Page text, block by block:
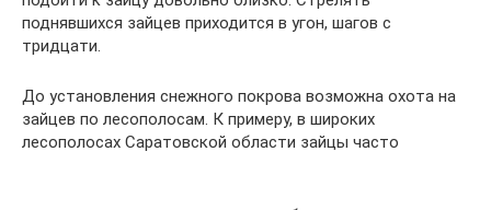
поднявшихся зайцев приходится в угон, шагов с
тридцати.
До установления снежного покрова возможна охота на
зайцев по лесополосам. К примеру, в широких
лесополосах Саратовской области зайцы часто